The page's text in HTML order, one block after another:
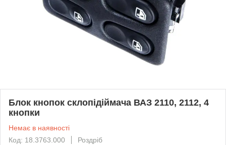
Блок кнопок склопідіймача ВАЗ 2110, 2112, 4
кнопки
Немає в наявності
Код: 18.3763.000
Роздріб